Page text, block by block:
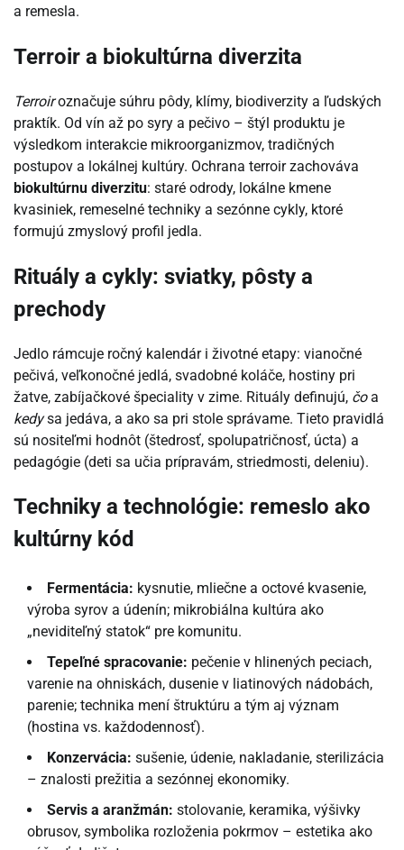
a remesla.
Terroir a biokultúrna diverzita
Terroiroznačuje súhru pôdy, klímy, biodiverzity a ľudských
praktík. Od vín až po syry a pečivo – štýl produktu je
výsledkom interakcie mikroorganizmov, tradičných
postupov a lokálnej kultúry. Ochrana terroir zachováva
biokultúrnu diverzitu: staré odrody, lokálne kmene
kvasiniek, remeselné techniky a sezónne cykly, ktoré
formujú zmyslový profil jedla.
Rituály a cykly: sviatky, pôsty a
prechody
Jedlo rámcuje ročný kalendár i životné etapy: vianočné
pečivá, veľkonočné jedlá, svadobné koláče, hostiny pri
žatve, zabíjačkové špeciality v zime. Rituály definujú, čoa
kedysa jedáva, a ako sa pri stole správame. Tieto pravidlá
sú nositeľmi hodnôt (štedrosť, spolupatričnosť, úcta) a
pedagógie (deti sa učia prípravám, striedmosti, deleniu).
Techniky a technológie: remeslo ako
kultúrny kód
Fermentácia: kysnutie, mliečne a octové kvasenie,
výroba syrov a údenín; mikrobiálna kultúra ako
„neviditeľný statok“ pre komunitu.
Tepeľné spracovanie: pečenie v hlinených peciach,
varenie na ohniskách, dusenie v liatinových nádobách,
parenie; technika mení štruktúru a tým aj význam
(hostina vs. každodennosť).
Konzervácia: sušenie, údenie, nakladanie, sterilizácia
– znalosti prežitia a sezónnej ekonomiky.
Servis a aranžmán: stolovanie, keramika, výšivky
obrusov, symbolika rozloženia pokrmov – estetika ako